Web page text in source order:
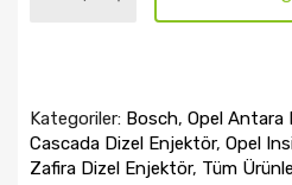
Kategoriler: Bosch, Opel Antara
Cascada Dizel Enjektör, Opel
Zafira Dizel Enjektör, Tüm